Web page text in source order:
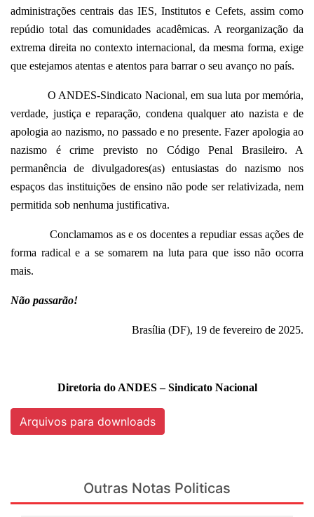
administrações centrais das IES, Institutos e Cefets, assim como
repúdio total das comunidades acadêmicas. A reorganização da
extrema direita no contexto internacional, da mesma forma, exige
que estejamos atentas e atentos para barrar o seu avanço no país.
O ANDES-Sindicato Nacional, em sua luta por memória,
verdade, justiça e reparação, condena qualquer ato nazista e de
apologia ao nazismo, no passado e no presente. Fazer apologia ao
nazismo é crime previsto no Código Penal Brasileiro. A
permanência de divulgadores(as) entusiastas do nazismo nos
espaços das instituições de ensino não pode ser relativizada, nem
permitida sob nenhuma justificativa.
Conclamamos as e os docentes a repudiar essas ações de
forma radical e a se somarem na luta para que isso não ocorra
mais.
Não passarão!
Brasília (DF), 19 de fevereiro de 2025.
Diretoria do ANDES – Sindicato Nacional
Arquivos para downloads
Outras Notas Politicas